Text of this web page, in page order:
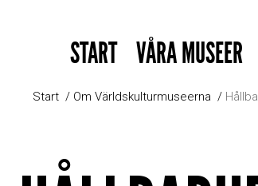
START VÅRA MUSEER
Start Om Världskulturmuseerna